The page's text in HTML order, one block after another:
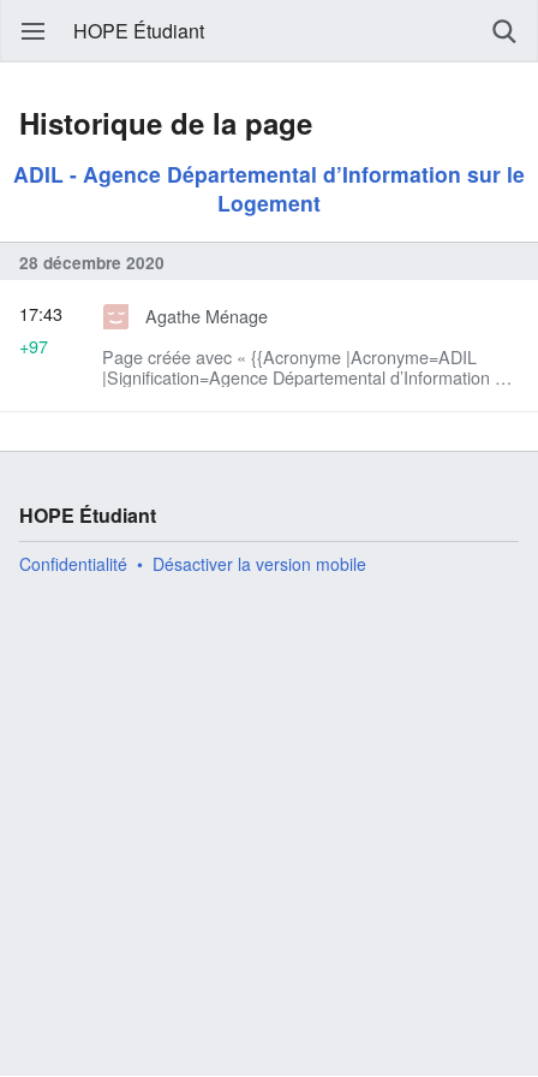
HOPE Étudiant
Historique de la page
ADIL - Agence Départemental d’Information sur le
Logement
28 décembre 2020
Agathe Ménage
Page créée avec « {{Acronyme |Acronyme=ADIL
|Signification=Agence Départemental d’Information sur
17:43
+97
HOPE Étudiant
Confidentialité Désactiver la version mobile